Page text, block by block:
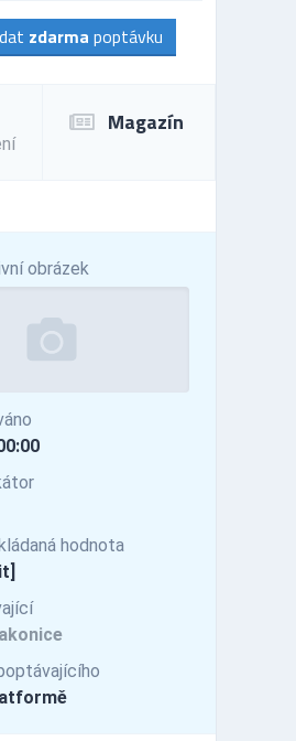
zdarma poptávku
Magazín
obrázek
hodnota